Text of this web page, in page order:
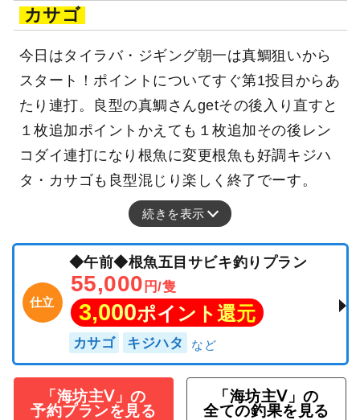
カサゴ
今日はタイラバ・ジギング朝一は真鯛狙いから
スタート！ポイントについてすぐ第1投目からあ
たり連打。良型の真鯛さんgetその後入り直すと
１枚追加ポイントかえても１枚追加その後レン
コダイ連打になり根魚に変更根魚も好調キジハ
タ・カサゴも良型混じり楽しく終了でーす。
続きを表示
仕立
◆午前◆根魚五目サビキ釣りプラン
55,000 円/隻
3,000ポイント還元
カサゴ キジハタ
「海坊主Ⅴ」の
予約プランを見る
「海坊主Ⅴ」の
全ての釣果を見る